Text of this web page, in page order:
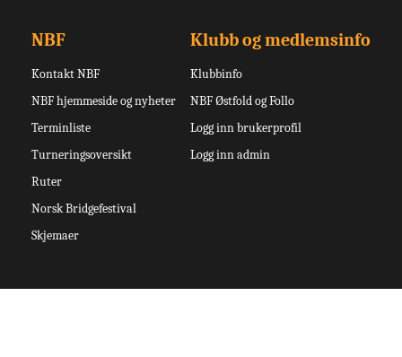
NBF
Kontakt NBF
NBF hjemmeside og nyheter
Terminliste
Turneringsoversikt
Ruter
Norsk Bridgefestival
Skjemaer
Klubb og medlemsinfo
Klubbinfo
NBF Østfold og Follo
Logg inn brukerprofil
Logg inn admin